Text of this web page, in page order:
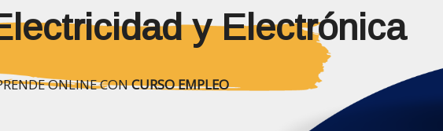
y Electrónica
ONLINE CONCURSO EMPLEO